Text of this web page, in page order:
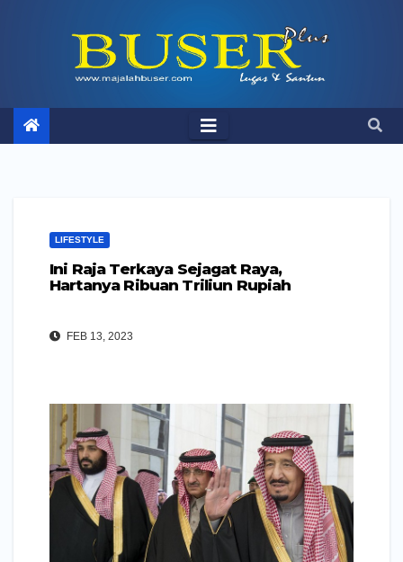
LIFESTYLE
Ini Raja Terkaya Sejagat Raya,
Hartanya Ribuan Triliun Rupiah
FEB 13, 2023